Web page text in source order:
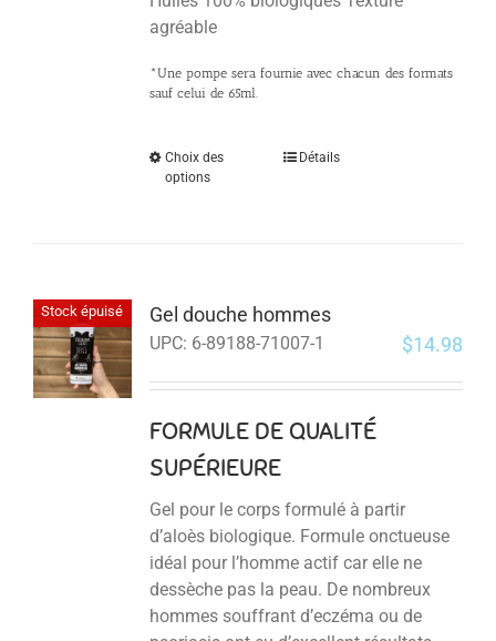
agréable
*Une pompe sera fournie avec chacun des formats
sauf celui de 65ml.
Choix des
options
Détails
Stock épuisé Gel douche hommes
UPC: 6-89188-71007-1 $14.98
FORMULE DE QUALITÉ
SUPÉRIEURE
Gel pour le corps formulé à partir
d’aloès biologique. Formule onctueuse
idéal pour l’homme actif car elle ne
dessèche pas la peau. De nombreux
hommes souffrant d’eczéma ou de